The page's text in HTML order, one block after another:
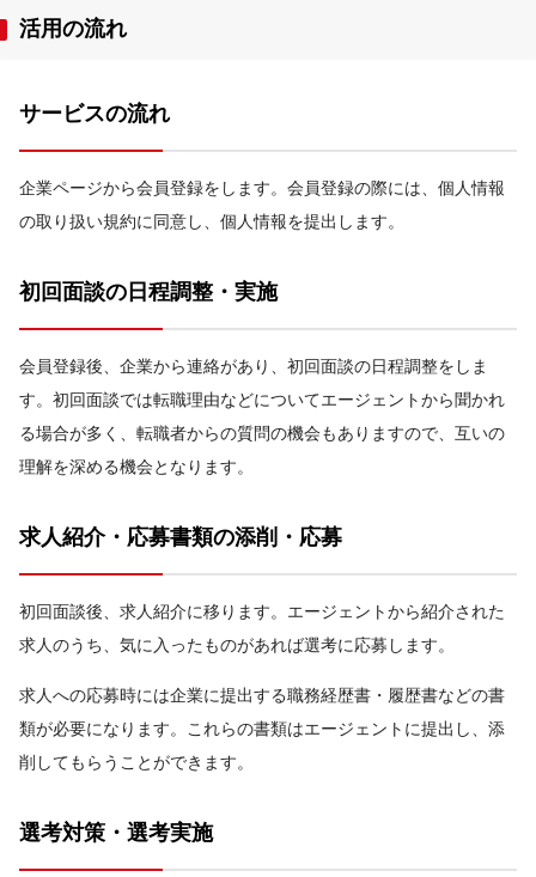
活用の流れ
サービスの流れ
企業ページから会員登録をします。会員登録の際には、個人情報
の取り扱い規約に同意し、個人情報を提出します。
初回面談の日程調整・実施
会員登録後、企業から連絡があり、初回面談の日程調整をしま
す。初回面談では転職理由などについてエージェントから聞かれ
る場合が多く、転職者からの質問の機会もありますので、互いの
理解を深める機会となります。
求人紹介・応募書類の添削・応募
初回面談後、求人紹介に移ります。エージェントから紹介された
求人のうち、気に入ったものがあれば選考に応募します。
求人への応募時には企業に提出する職務経歴書・履歴書などの書
類が必要になります。これらの書類はエージェントに提出し、添
削してもらうことができます。
選考対策・選考実施